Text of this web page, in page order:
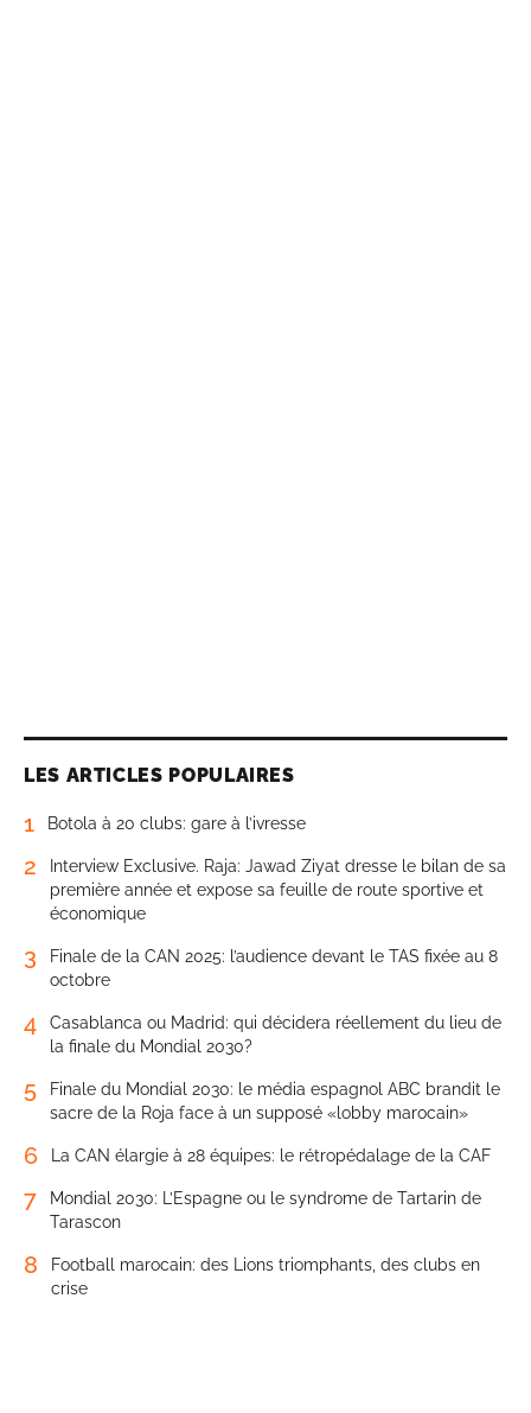
LES ARTICLES POPULAIRES
1 Botola à 20 clubs: gare à l’ivresse
2
Interview Exclusive. Raja: Jawad Ziyat dresse le bilan de sa
première année et expose sa feuille de route sportive et
économique
3
Finale de la CAN 2025: l’audience devant le TAS fixée au 8
octobre
4
Casablanca ou Madrid: qui décidera réellement du lieu de
la finale du Mondial 2030?
5
Finale du Mondial 2030: le média espagnol ABC brandit le
sacre de la Roja face à un supposé «lobby marocain»
6 La CAN élargie à 28 équipes: le rétropédalage de la CAF
7
Mondial 2030: L’Espagne ou le syndrome de Tartarin de
Tarascon
8
Football marocain: des Lions triomphants, des clubs en
crise